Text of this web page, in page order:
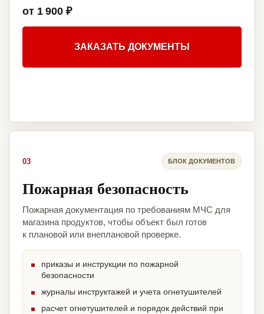
от 1 900 ₽
ЗАКАЗАТЬ ДОКУМЕНТЫ
03 БЛОК ДОКУМЕНТОВ
Пожарная безопасность
Пожарная документация по требованиям МЧС для
магазина продуктов, чтобы объект был готов
к плановой или внеплановой проверке.
приказы и инструкции по пожарной
безопасности
журналы инструктажей и учета огнетушителей
расчет огнетушителей и порядок действий при